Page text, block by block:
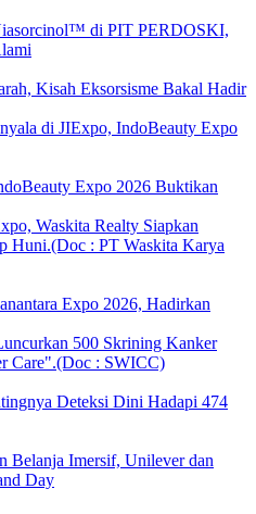
di PIT PERDOSKI,
Kisah Eksorsisme Bakal Hadir
Expo 2026 Buktikan
Expo 2026, Hadirkan
Deteksi Dini Hadapi 474
Belanja Imersif, Unilever dan
Day